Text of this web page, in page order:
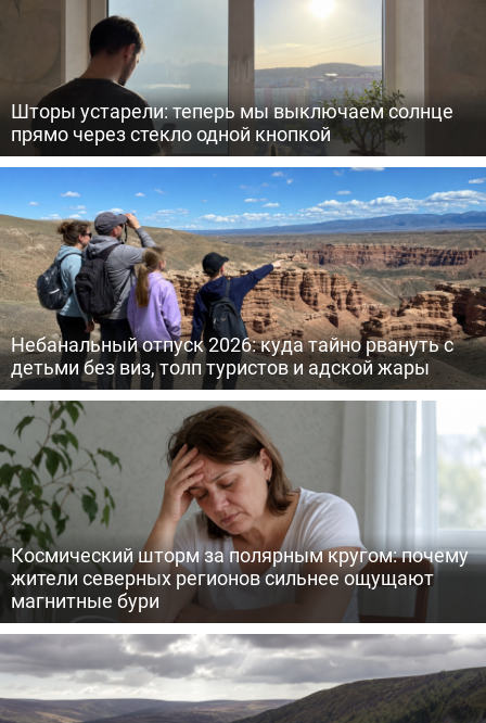
Шторы устарели: теперь мы выключаем солнце
прямо через стекло одной кнопкой
Небанальный отпуск 2026: куда тайно рвануть с
детьми без виз, толп туристов и адской жары
Космический шторм за полярным кругом: почему
жители северных регионов сильнее ощущают
магнитные бури